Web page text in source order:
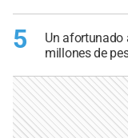
5
Un afortunado
millones de